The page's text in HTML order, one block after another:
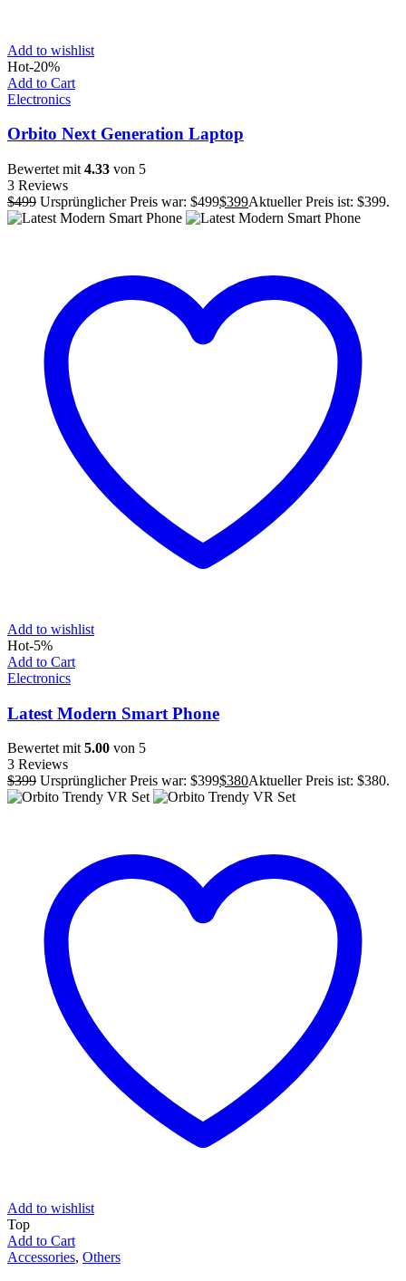
Add to wishlist
Hot-20%
Add to Cart
Electronics
Orbito Next Generation Laptop
Bewertet mit 4.33 von 5
3 Reviews
$499 Ursprünglicher Preis war: $499$399Aktueller Preis ist: $399.
Add to wishlist
Hot-5%
Add to Cart
Electronics
Latest Modern Smart Phone
Bewertet mit5.00 von 5
3 Reviews
$399 Ursprünglicher Preis war: $399$380Aktueller Preis ist: $380.
Add to wishlist
Top
Add to Cart
Accessories, Others